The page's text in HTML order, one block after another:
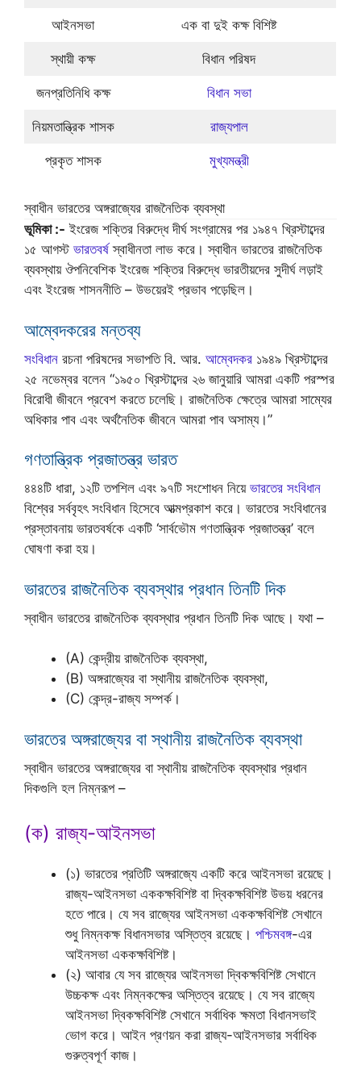
আইনসভা এক বা দুই কক্ষ বিশিষ্ট
স্থায়ী কক্ষ বিধান পরিষদ
জনপ্রতিনিধি কক্ষ বিধান সভা
নিয়মতান্ত্রিক শাসক রাজ্যপাল
প্রকৃত শাসক মুখ্যমন্ত্রী
স্বাধীন ভারতের অঙ্গরাজ্যের রাজনৈতিক ব্যবস্থা
ভূমিকা :- ইংরেজ শক্তির বিরুদ্ধে দীর্ঘ সংগ্রামের পর ১৯৪৭ খ্রিস্টাব্দের
১৫ আগস্ট ভারতবর্ষস্বাধীনতা লাভ করে। স্বাধীন ভারতের রাজনৈতিক
ব্যবস্থায় ঔপনিবেশিক ইংরেজ শক্তির বিরুদ্ধে ভারতীয়দের সুদীর্ঘ লড়াই
এবং ইংরেজ শাসননীতি – উভয়েরই প্রভাব পড়েছিল।
আম্বেদকরের মন্তব্য
সংবিধান রচনা পরিষদের সভাপতি বি. আর. আম্বেদকর ১৯৪৯ খ্রিস্টাব্দের
২৫ নভেম্বর বলেন “১৯৫০ খ্রিস্টাব্দের ২৬ জানুয়ারি আমরা একটি পরস্পর
বিরোধী জীবনে প্রবেশ করতে চলেছি। রাজনৈতিক ক্ষেত্রে আমরা সাম্যের
অধিকার পাব এবং অর্থনৈতিক জীবনে আমরা পাব অসাম্য।”
গণতান্ত্রিক প্রজাতন্ত্র ভারত
৪৪৪টি ধারা, ১২টি তপশিল এবং ৯৭টি সংশোধন নিয়ে ভারতের সংবিধান
বিশ্বের সর্ববৃহৎ সংবিধান হিসেবে আত্মপ্রকাশ করে। ভারতের সংবিধানের
প্রস্তাবনায় ভারতবর্ষকে একটি ‘সার্বভৌম গণতান্ত্রিক প্রজাতন্ত্র’ বলে
ঘোষণা করা হয়।
ভারতের রাজনৈতিক ব্যবস্থার প্রধান তিনটি দিক
স্বাধীন ভারতের রাজনৈতিক ব্যবস্থার প্রধান তিনটি দিক আছে। যথা –
(A) কেন্দ্রীয় রাজনৈতিক ব্যবস্থা,
(B) অঙ্গরাজ্যের বা স্থানীয় রাজনৈতিক ব্যবস্থা,
(C) কেন্দ্র-রাজ্য সম্পর্ক।
ভারতের অঙ্গরাজ্যের বা স্থানীয় রাজনৈতিক ব্যবস্থা
স্বাধীন ভারতের অঙ্গরাজ্যের বা স্থানীয় রাজনৈতিক ব্যবস্থার প্রধান
দিকগুলি হল নিম্নরূপ –
(ক) রাজ্য-আইনসভা
(১) ভারতের প্রতিটি অঙ্গরাজ্যে একটি করে আইনসভা রয়েছে।
রাজ্য-আইনসভা এককক্ষবিশিষ্ট বা দ্বিকক্ষবিশিষ্ট উভয় ধরনের
হতে পারে। যে সব রাজ্যের আইনসভা এককক্ষবিশিষ্ট সেখানে
শুধু নিম্নকক্ষ বিধানসভার অস্তিত্ব রয়েছে। পশ্চিমবঙ্গ-এর
আইনসভা এককক্ষবিশিষ্ট।
(২) আবার যে সব রাজ্যের আইনসভা দ্বিকক্ষবিশিষ্ট সেখানে
উচ্চকক্ষ এবং নিম্নকক্ষের অস্তিত্ব রয়েছে। যে সব রাজ্যে
আইনসভা দ্বিকক্ষবিশিষ্ট সেখানে সর্বাধিক ক্ষমতা বিধানসভাই
ভোগ করে। আইন প্রণয়ন করা রাজ্য-আইনসভার সর্বাধিক
গুরুত্বপূর্ণ কাজ।